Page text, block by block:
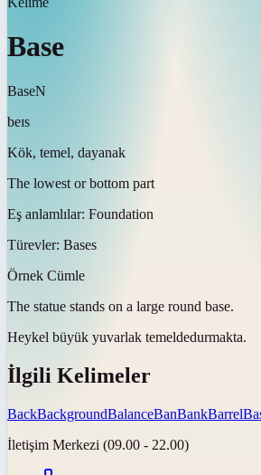
Base
BaseN
beɪs
Kök, temel, dayanak
The lowest or bottom part
Eş anlamlılar: Foundation
Türevler: Bases
Örnek Cümle
The statue stands on a large round base.
Heykel büyük yuvarlak temeldedurmakta.
İlgili Kelimeler
BackBackgroundBalanceBanBankBarrel
İletişim Merkezi (09.00 - 22.00)